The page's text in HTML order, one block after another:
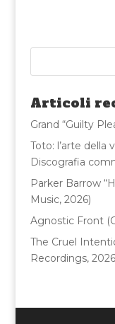
e
b
o
o
k
te
r
Articoli
Grand “Guilty
Toto: l’arte della
Discografia
Parker Barrow
Music, 2026)
Agnostic Front
The Cruel
Recordings,